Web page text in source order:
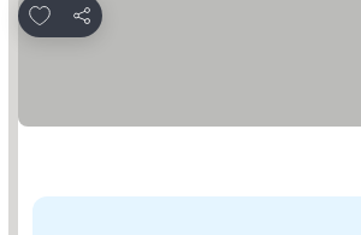
مشاركة
to favorites